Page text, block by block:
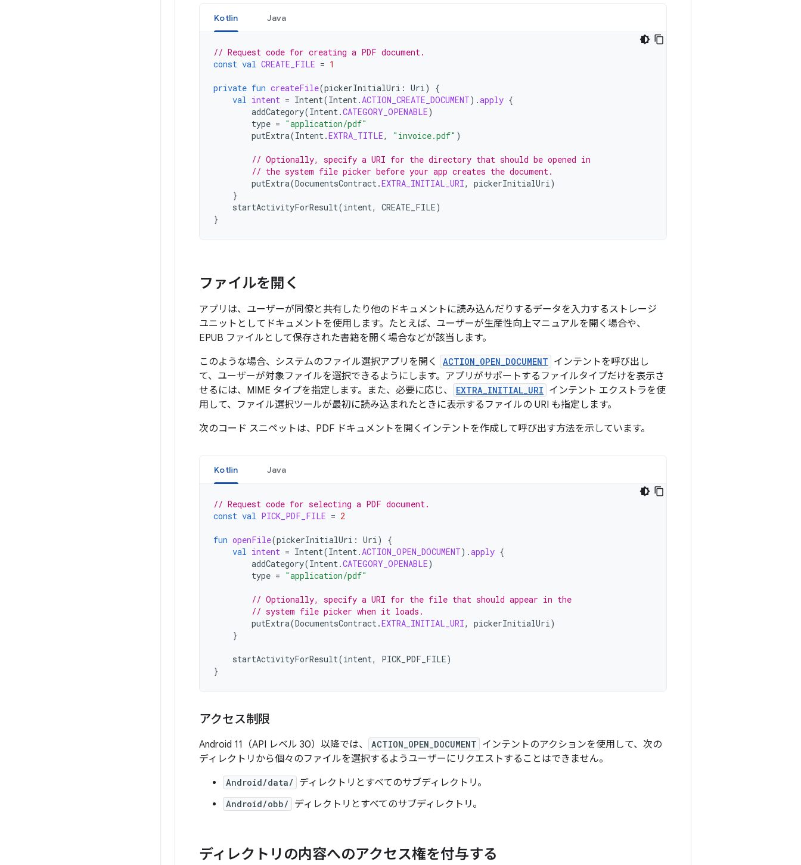
Kotlin Java
// Request code for creating a PDF document.
const val CREATE_FILE = 1
private fun createFile(pickerInitialUri : Uri)
{
val intent = Intent(Intent.ACTION_CREATE_DOCUMENT).apply {
addCategory(Intent.CATEGORY_OPENABLE)
type = "application/pdf"
putExtra(Intent.EXTRA_TITLE, "invoice.pdf" )
// Optionally, specify a URI for the directory that should be opened in
// the system file picker before your app creates the document.
putExtra(DocumentsContract.EXTRA_INITIAL_URI, pickerInitialUri)
}
startActivityForResult(intent, CREATE_FILE)
}
ファイルを開く
アプリは、ユーザーが同僚と共有したり他のドキュメントに読み込んだりするデータを入力するストレージ
ユニットとしてドキュメントを使用します。たとえば、ユーザーが生産性向上マニュアルを開く場合や、
EPUB ファイルとして保存された書籍を開く場合などが該当します。
このような場合、システムのファイル選択アプリを開く
ACTION_OPEN_DOCUMENT インテントを呼び出し
て、ユーザーが対象ファイルを選択できるようにします。アプリがサポートするファイルタイプだけを表示さ
せるには、MIME タイプを指定します。また、必要に応じ、
EXTRA_INITIAL_URI インテント エクストラを使
用して、ファイル選択ツールが最初に読み込まれたときに表示するファイルの URI も指定します。
次のコード スニペットは、PDF ドキュメントを開くインテントを作成して呼び出す方法を示しています。
Kotlin Java
// Request code for selecting a PDF document.
const val PICK_PDF_FILE = 2
fun openFile(pickerInitialUri : Uri)
{
val intent = Intent(Intent.ACTION_OPEN_DOCUMENT).apply {
addCategory(Intent.CATEGORY_OPENABLE)
type = "application/pdf"
// Optionally, specify a URI for the file that should appear in the
// system file picker when it loads.
putExtra(DocumentsContract.EXTRA_INITIAL_URI, pickerInitialUri)
}
startActivityForResult(intent, PICK_PDF_FILE)
}
アクセス制限
Android 11（API レベル 30）以降では、 ACTION_OPEN_DOCUMENT インテントのアクションを使用して、次の
ディレクトリから個々のファイルを選択するようユーザーにリクエストすることはできません。
Android/data/ ディレクトリとすべてのサブディレクトリ。
Android/obb/ ディレクトリとすべてのサブディレクトリ。
ディレクトリの内容へのアクセス権を付与する